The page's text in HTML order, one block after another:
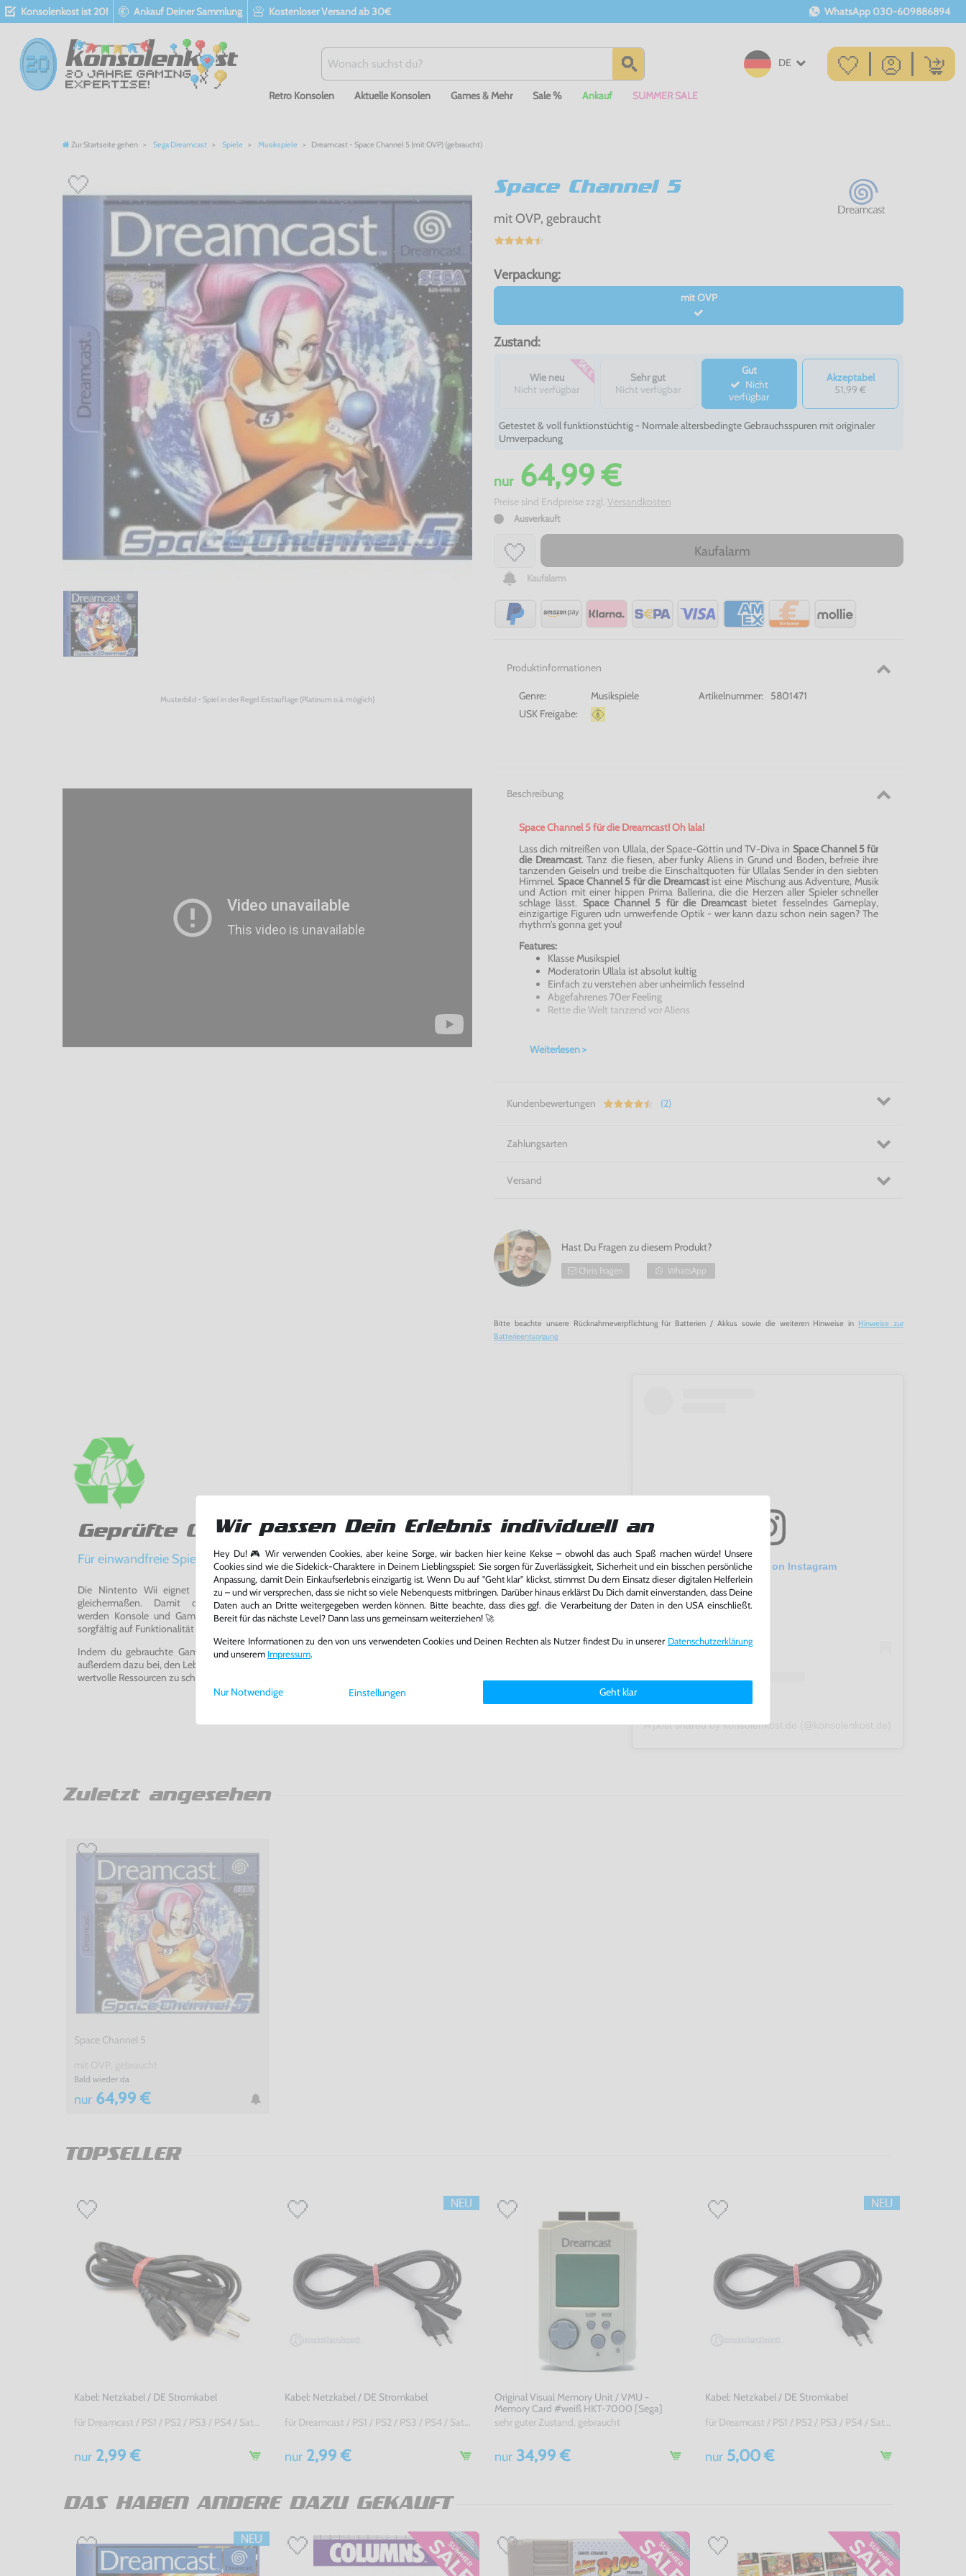
Konsolenkost ist 20! Ankauf Deiner Sammlung Kostenloser Versand ab 30€ WhatsApp 030-609886894
DE
Retro Konsolen Aktuelle Konsolen Games & Mehr Sale % Ankauf SUMMER SALE
Zur Startseite gehen Sega Dreamcast Spiele Musikspiele Dreamcast - Space Channel 5 (mit OVP) (gebraucht)
Musterbild - Spiel in der Regel Erstauflage (Platinum o.ä. möglich)
Space Channel 5
mit OVP, gebraucht
Verpackung:
mit OVP
Zustand:
Wie neu
Nicht verfügbar
SALE
Sehr gut
Nicht verfügbar
Gut
verfügbar
Akzeptabel
51,99 €
Getestet & voll funktionstüchtig - Normale altersbedingte Gebrauchsspuren mit originaler
Umverpackung
nur64,99 €
Preise sind Endpreise zzgl. Versandkosten
Ausverkauft
Kaufalarm
Kaufalarm
Produktinformationen
Genre: Musikspiele Artikelnummer:
5801471
USK Freigabe:
Beschreibung
Space Channel 5 für die Dreamcast! Oh lala!
Lass dich mitreißen von Ullala, der Space-Göttin und TV-Diva in Space Channel 5für
die Dreamcast. Tanz die fiesen, aber funky Aliens in Grund und Boden, befreie ihre
tanzenden Geiseln und treibe die Einschaltquoten für Ullalas Sender in den siebten
Himmel. Space Channel 5 für die Dreamcastist eine Mischung aus Adventure, Musik
und Action mit einer hippen Prima Ballerina, die die Herzen aller Spieler schneller
schlage lässt. Space Channel 5 für die Dreamcast bietet fesselndes Gameplay,
einzigartige Figuren udn umwerfende Optik - wer kann dazu schon nein sagen? The
rhythm's gonna get you!
Features:
Klasse Musikspiel
Moderatorin Ullala ist absolut kultig
Einfach zu verstehen aber unheimlich fesselnd
Abgefahrenes 70er Feeling
Rette die Welt tanzend vor Aliens
Chu Chu Chu! Space Channel 5
Weiterlesen >
Kundenbewertungen (2)
Zahlungsarten
Versand
Hast Du Fragen zu diesem Produkt?
Chris fragen WhatsApp
Bitte beachte unsere Rücknahmeverpflichtung für Batterien / Akkus sowie die weiteren Hinweise in Hinweise zur
Batterieentsorgung
Geprüfte Qualität
Für einwandfreie Spielerlebnisse
Die Nintento Wii eignet sich perfekt für Retro-Gaming-Fans und neue Entdecker
gleichermaßen. Damit du ein einwandfreies Spielerlebnis genießen kannst,
werden Konsole und Game in unserer Reparatur-Werkstatt von unseren Fachkräften
sorgfältig auf Funktionalität getestet, gereinigt und bei Bedarf repariert.
Indem du gebrauchte Games und Konsolen bei uns kaufst oder verkaufst, trägst du
außerdem dazu bei, den Lebenszyklus von Konsolen und Games zu verlängern und damit
wertvolle Ressourcen zu schonen und Abfall zu vermeiden.
View this post on Instagram
A post shared by konsolenkost.de (@konsolenkost.de)
Zuletzt angesehen
Space Channel 5
Bald wieder da
nur 64,99 €
TOPSELLER
Kabel: Netzkabel / DE Stromkabel
für Dreamcast / PS1 / PS2 / PS3 / PS4 / Saturn / Xbox / 3DO, gebraucht
nur 2,99 €
Kabel: Netzkabel / DE Stromkabel
für Dreamcast / PS1 / PS2 / PS3 / PS4 / Saturn / Xbox / 3DO, ohne OVP, NEU
nur2,99 €
Original Visual Memory Unit / VMU -
Memory Card #weiß HKT-7000 [Sega]
sehr guter Zustand, gebraucht
nur 34,99 €
Kabel: Netzkabel / DE Stromkabel
für Dreamcast / PS1 / PS2 / PS3 / PS4 / Saturn / Xbox / 3DO, NEU & OVP
nur5,00 €
DAS HABEN ANDERE DAZU GEKAUFT
Wir passen Dein Erlebnis individuell an
Hey Du! 🎮 Wir verwenden Cookies, aber keine Sorge, wir backen hier keine Kekse – obwohl das auch Spaß machen würde! Unsere
Cookies sind wie die Sidekick-Charaktere in Deinem Lieblingsspiel: Sie sorgen für Zuverlässigkeit, Sicherheit und ein bisschen persönliche
Anpassung, damit Dein Einkaufserlebnis einzigartig ist. Wenn Du auf "Geht klar" klickst, stimmst Du dem Einsatz dieser digitalen Helferlein
zu – und wir versprechen, dass sie nicht so viele Nebenquests mitbringen. Darüber hinaus erklärst Du Dich damit einverstanden, dass Deine
Daten auch an Dritte weitergegeben werden können. Bitte beachte, dass dies ggf. die Verarbeitung der Daten in den USA einschließt.
Bereit für das nächste Level? Dann lass uns gemeinsam weiterziehen! 🚀
Weitere Informationen zu den von uns verwendeten Cookies und Deinen Rechten als Nutzer findest Du in unserer Daten­schutz­erklärung
und unserem Impressum.
Einstellungen Geht klar
Nur Notwendige